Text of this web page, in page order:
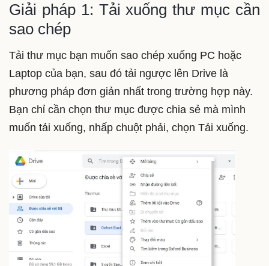
Giải pháp 1: Tải xuống thư mục cần
sao chép
Tải thư mục bạn muốn sao chép xuống PC hoặc
Laptop của bạn, sau đó tải ngược lên Drive là
phương pháp đơn giản nhất trong trường hợp này.
Bạn chỉ cần chọn thư mục được chia sẻ mà mình
muốn tải xuống, nhấp chuột phải, chọn Tải xuống.